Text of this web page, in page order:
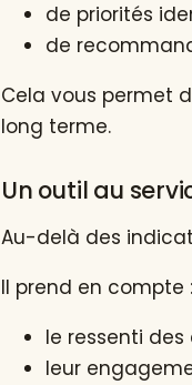
de priorités
de
Cela vous permet
long terme.
Un outil au
Au-delà des
Il prend en compte :
le ressenti
leur